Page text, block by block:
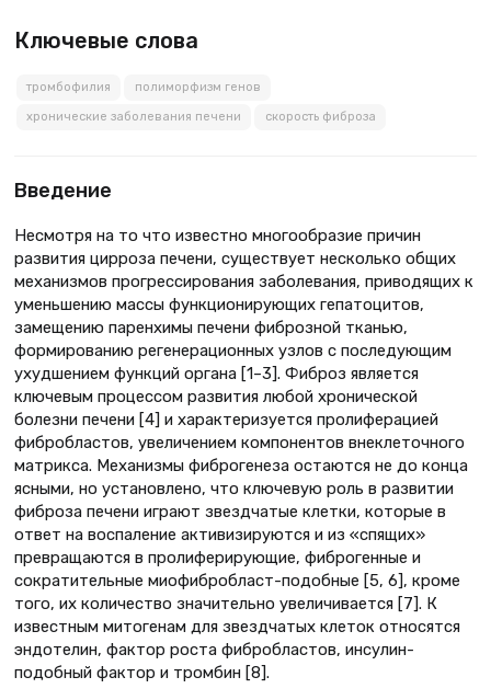
Ключевые слова
тромбофилия полиморфизм генов
хронические заболевания печени скорость фиброза
Введение
Несмотря на то что известно многообразие причин
развития цирроза печени, существует несколько общих
механизмов прогрессирования заболевания, приводящих к
уменьшению массы функционирующих гепатоцитов,
замещению паренхимы печени фиброзной тканью,
формированию регенерационных узлов с последующим
ухудшением функций органа [1–3]. Фиброз является
ключевым процессом развития любой хронической
болезни печени [4] и характеризуется пролиферацией
фибробластов, увеличением компонентов внеклеточного
матрикса. Механизмы фиброгенеза остаются не до конца
ясными, но установлено, что ключевую роль в развитии
фиброза печени играют звездчатые клетки, которые в
ответ на воспаление активизируются и из «спящих»
превращаются в пролиферирующие, фиброгенные и
сократительные миофибробласт-подобные [5, 6], кроме
того, их количество значительно увеличивается [7]. К
известным митогенам для звездчатых клеток относятся
эндотелин, фактор роста фибробластов, инсулин-
подобный фактор и тромбин [8].